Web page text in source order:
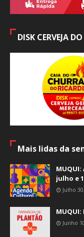
DISK CERVEJA
Mais lidas da
MUQUI:
julho e
Julho
Junho